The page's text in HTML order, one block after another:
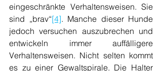
eingeschränkte Verhaltensweisen. Sie
sind „brav“[4]. Manche dieser Hunde
jedoch versuchen auszubrechen und
entwickeln immer auffälligere
Verhaltensweisen. Nicht selten kommt
es zu einer Gewaltspirale. Die Halter